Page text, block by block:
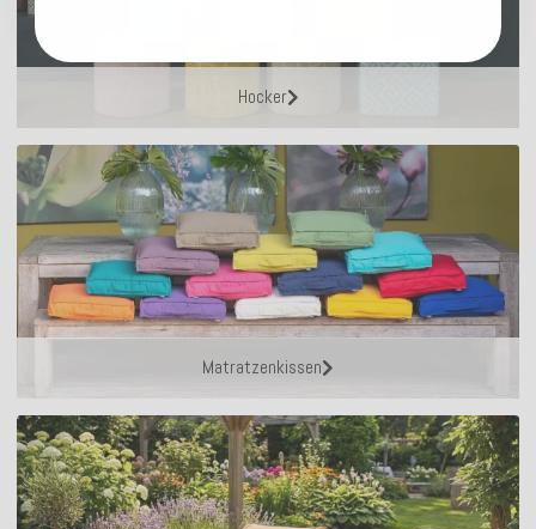
Hocker
Matratzenkissen